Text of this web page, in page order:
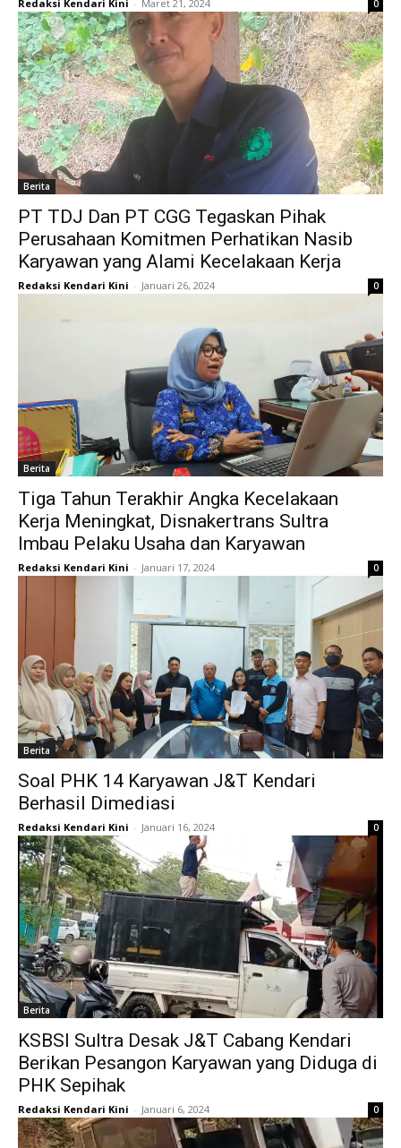
Redaksi Kendari Kini - Maret 21, 2024 0
Berita
PT TDJ Dan PT CGG Tegaskan Pihak
Perusahaan Komitmen Perhatikan Nasib
Karyawan yang Alami Kecelakaan Kerja
Redaksi Kendari Kini - Januari 26, 2024 0
Berita
Tiga Tahun Terakhir Angka Kecelakaan
Kerja Meningkat, Disnakertrans Sultra
Imbau Pelaku Usaha dan Karyawan
Redaksi Kendari Kini - Januari 17, 2024 0
Berita
Soal PHK 14 Karyawan J&T Kendari
Berhasil Dimediasi
Redaksi Kendari Kini - Januari 16, 2024 0
Berita
KSBSI Sultra Desak J&T Cabang Kendari
Berikan Pesangon Karyawan yang Diduga di
PHK Sepihak
Redaksi Kendari Kini - Januari 6, 2024 0